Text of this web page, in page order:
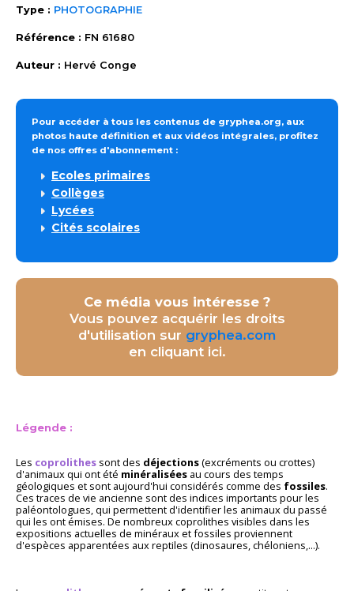
Type : PHOTOGRAPHIE
Référence : FN 61680
Auteur : Hervé Conge
Pour accéder à tous les contenus de gryphea.org, aux
photos haute définition et aux vidéos intégrales, profitez
de nos offres d'abonnement :
Ecoles primaires
Collèges
Lycées
Cités scolaires
Ce média vous intéresse ?
Vous pouvez acquérir les droits
d'utilisation sur gryphea.com
en cliquant ici.
Légende :
Les coprolithes sont des déjections(excréments ou crottes)
d'animaux qui ont été minéralisées au cours des temps
géologiques et sont aujourd'hui considérés comme des fossiles.
Ces traces de vie ancienne sont des indices importants pour les
paléontologues, qui permettent d'identifier les animaux du passé
qui les ont émises. De nombreux coprolithes visibles dans les
expositions actuelles de minéraux et fossiles proviennent
d'espèces apparentées aux reptiles (dinosaures, chéloniens,...).